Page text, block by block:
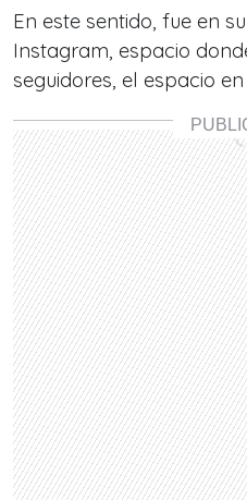
En este sentido, fue en
Instagram, espacio
seguidores, el espacio